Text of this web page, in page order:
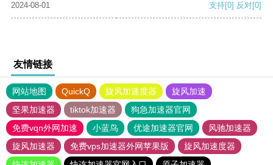
2024-08-01 支持[0] 反对[0]
友情链接
网站地图 QuickQ 旋风加速度器
旋风加速
坚果加速器
tiktok加速器
狗急加速器官网
免费vqn外网加速
小蓝鸟 优途加速器官网
风驰加速器
旋风加速器
免费vps加速器外网苹果版
旋风加速度器